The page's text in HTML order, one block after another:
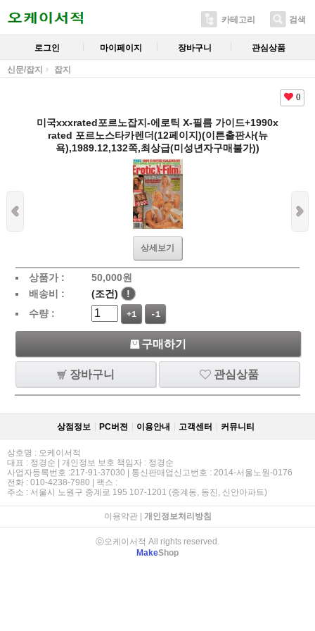
카테고리 검색
로그인 마이페이지 장바구니 관심상품
신문/잡지 잡지
0
미국xxxrated포르노잡지-에로틱 X-필름 가이드+1990x
rated 포르노스타카렌더(12페이지)(이튼출판사(뉴
욕),1989.12,132쪽,최상급(미성년자구매불가))
상세보기
상품가 : 50,000원
배송비 :
(조건)
!
수량 :
+1 -1
구매하기
장바구니 관심상품
상점정보 PC버젼 이용안내 고객센터 커뮤니티
상호명 : 오케이서적
대표 : 정경순 | 개인정보 보호 책임자 : 정경순
사업자등록번호 :217-91-37030 | 통신판매업신고번호 : 2014-서울노원-0176
전화 : 010-4238-7980 | 팩스 :
주소 : 서울시 노원구 중계로 195 107-1201 (중계동, 동진, 신안아파트)
이용약관| 개인정보처리방침
ⓒ오케이서적 All rights reserved.
MakeShop